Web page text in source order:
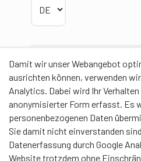
Damit wir unser Webangebot
ausrichten können, verwenden
Analytics. Dabei wird Ihr
anonymisierter Form erfasst. Es
personenbezogenen Daten
Sie damit nicht einverstanden
Datenerfassung durch Google
Website trotzdem ohne
Partner
Contentpartner